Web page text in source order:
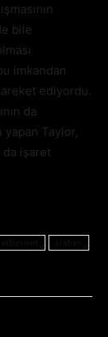
bile
imkandan
ediyordu.
da
Taylor,
da işaret